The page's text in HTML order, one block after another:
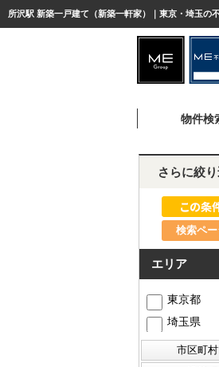
所沢駅 新築一戸建て（新築一軒家）｜東京・埼玉の
物件検
さらに絞
検索ペ
エリア
東京都
埼玉県